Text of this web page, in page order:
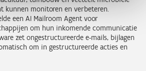
kunnen monitoren en verbeteren.
een AI Mailroom Agent voor
om hun inkomende communicatie
zet ongestructureerde e-mails, bijlagen
om in gestructureerde acties en